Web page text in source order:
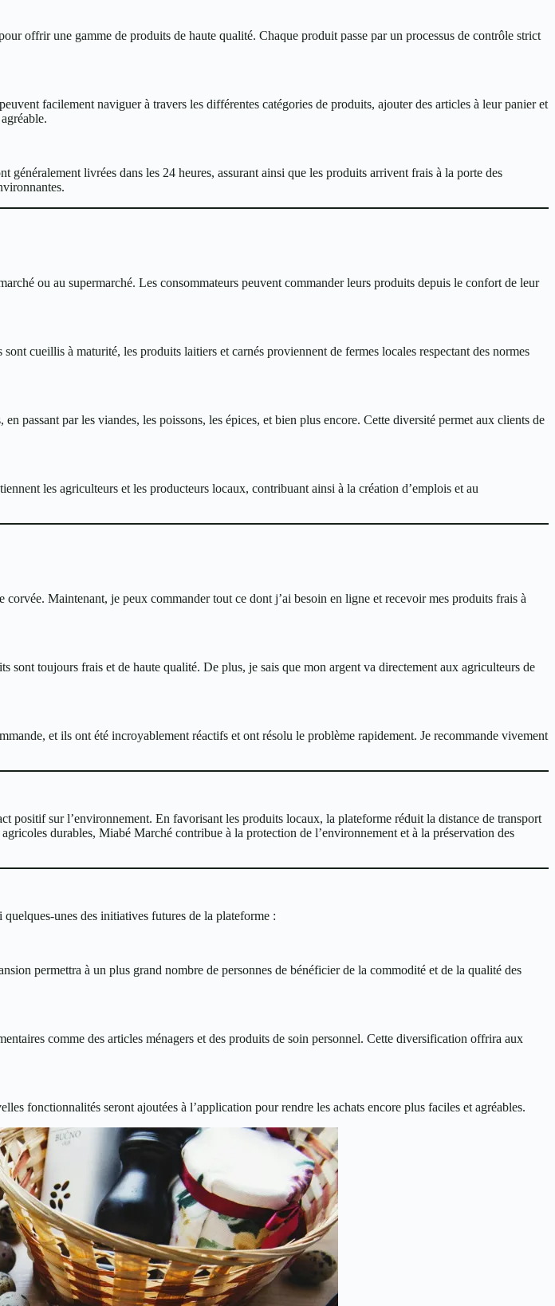
offrir une gamme de produits de haute qualité. Chaque produit passe par un processus de contrôle strict
facilement naviguer à travers les différentes catégories de produits, ajouter des articles à leur panier et
livrées dans les 24 heures, assurant ainsi que les produits arrivent frais à la porte des
ou au supermarché. Les consommateurs peuvent commander leurs produits depuis le confort de leur
cueillis à maturité, les produits laitiers et carnés proviennent de fermes locales respectant des normes
passant par les viandes, les poissons, les épices, et bien plus encore. Cette diversité permet aux clients de
les agriculteurs et les producteurs locaux, contribuant ainsi à la création d’emplois et au
Maintenant, je peux commander tout ce dont j’ai besoin en ligne et recevoir mes produits frais à
toujours frais et de haute qualité. De plus, je sais que mon argent va directement aux agriculteurs de
et ils ont été incroyablement réactifs et ont résolu le problème rapidement. Je recommande vivement
positif sur l’environnement. En favorisant les produits locaux, la plateforme réduit la distance de transport
durables, Miabé Marché contribue à la protection de l’environnement et à la préservation des
unes des initiatives futures de la plateforme :
permettra à un plus grand nombre de personnes de bénéficier de la commodité et de la qualité des
comme des articles ménagers et des produits de soin personnel. Cette diversification offrira aux
fonctionnalités seront ajoutées à l’application pour rendre les achats encore plus faciles et agréables.